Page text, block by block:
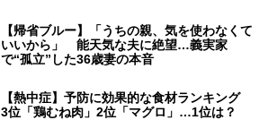
【帰省ブルー】「うちの親、気を使わなくて
いいから」 能天気な夫に絶望…義実家
で“孤立”した36歳妻の本音
【熱中症】予防に効果的な食材ランキング
3位「鶏むね肉」2位「マグロ」…1位は？